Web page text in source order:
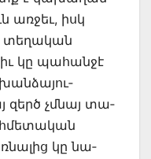
առ­ջեւ, իսկ
տեղա­կան
կը պա­հանջէ
զերծ չմնայ տա­
կը նա­